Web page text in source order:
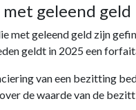
met geleend geld
met geleend geld zijn
geldt in 2025 een
van een bezitting
de waarde van de